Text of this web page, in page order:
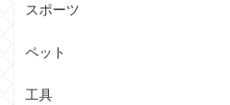
スポーツ
ペット
工具